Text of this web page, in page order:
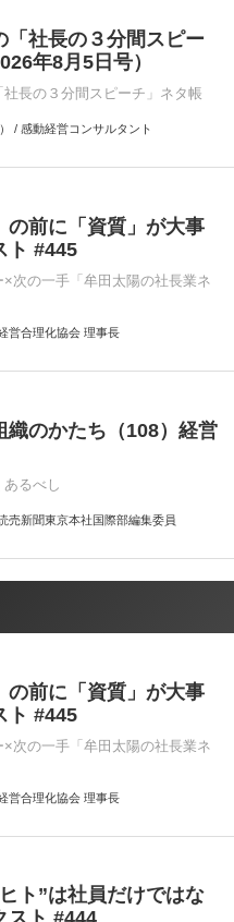
「社長の３分間スピー
年8月5日号）
長の３分間スピーチ」ネタ帳
/ 感動経営コンサルタント
の前に「資質」が大事
ト #445
×次の一手「牟田太陽の社長業ネ
営合理化協会 理事長
織のかたち（108）経営
るべし
売新聞東京本社国際部編集委員
の前に「資質」が大事
ト #445
×次の一手「牟田太陽の社長業ネ
営合理化協会 理事長
ト”は社員だけではな